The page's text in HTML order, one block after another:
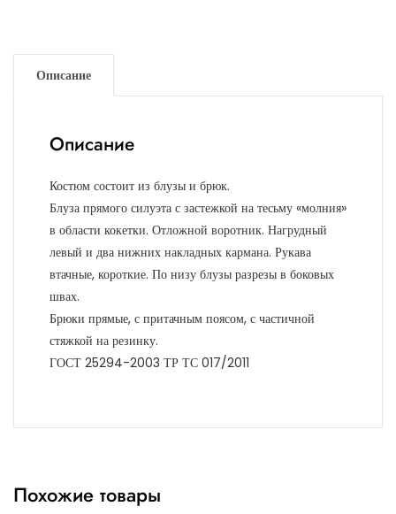
Описание
Описание
Костюм состоит из блузы и брюк.
Блуза прямого силуэта с застежкой на тесьму «молния»
в области кокетки. Отложной воротник. Нагрудный
левый и два нижних накладных кармана. Рукава
втачные, короткие. По низу блузы разрезы в боковых
швах.
Брюки прямые, с притачным поясом, с частичной
стяжкой на резинку.
ГОСТ 25294-2003 ТР ТС 017/2011
Похожие товары